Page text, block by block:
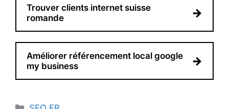
Trouver clients internet suisse
romande
→
Améliorer référencement local google
my business
→
Catégories